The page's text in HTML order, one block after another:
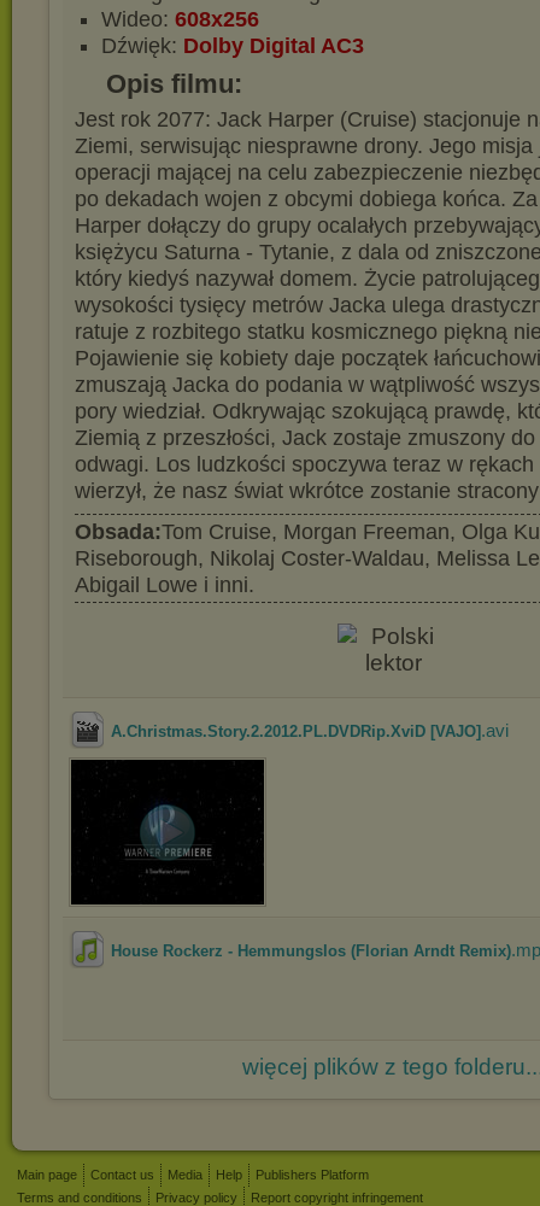
Wideo: 608x256
Dźwięk: Dolby Digital AC3
Opis filmu:
Jest rok 2077: Jack Harper (Cruise) stacjonuje
Ziemi, serwisując niesprawne drony. Jego misja
operacji mającej na celu zabezpieczenie
po dekadach wojen z obcymi dobiega końca.
Harper dołączy do grupy ocalałych
księżycu Saturna - Tytanie, z dala od
który kiedyś nazywał domem. Życie
wysokości tysięcy metrów Jacka ulega
ratuje z rozbitego statku kosmicznego piękną
Pojawienie się kobiety daje początek
zmuszają Jacka do podania w wątpliwość
pory wiedział. Odkrywając szokującą prawdę,
Ziemią z przeszłości, Jack zostaje zmuszony
odwagi. Los ludzkości spoczywa teraz w rękach
wierzył, że nasz świat wkrótce zostanie
Obsada:Tom Cruise, Morgan Freeman, Olga
Riseborough, Nikolaj Coster-Waldau, Melissa
Abigail Lowe i inni.
A.Christmas.Story.2.2012.PL.DVDRip.XviD [VAJO] .avi
House Rockerz - Hemmungslos (Florian Arndt Remix)
więcej plików z tego
Main page Contact us Media Help
Publishers Platform
Terms and conditions
Privacy policy Report copyright infringement